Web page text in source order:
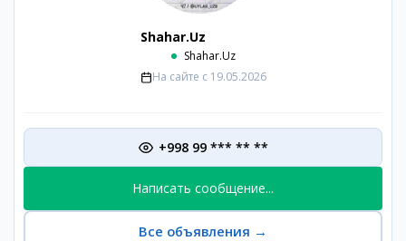
Shahar.Uz
Shahar.Uz
На сайте с 19.05.2026
+998 99 *** ** **
Написать сообщение...
Все объявления →